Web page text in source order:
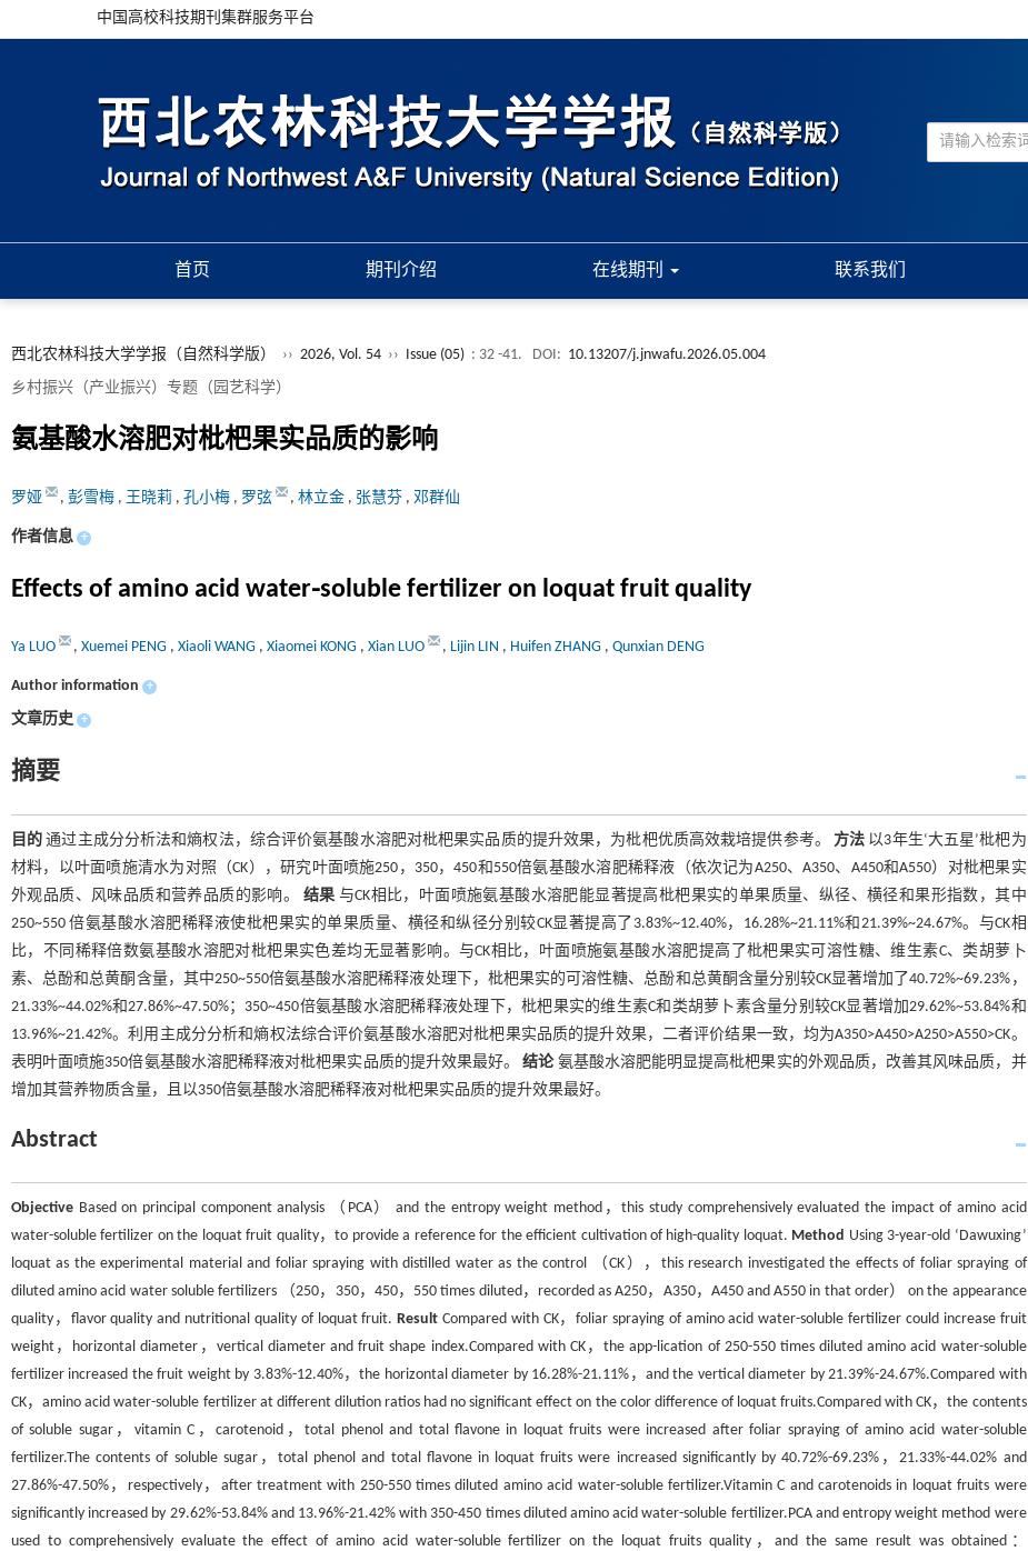
中国高校科技期刊集群服务平台
首页 期刊介绍 在线期刊 联系我们
西北农林科技大学学报（自然科学版） ›› 2026, Vol. 54 ›› Issue (05) : 32 -41. DOI: 10.13207/j.jnwafu.2026.05.004
乡村振兴（产业振兴）专题（园艺科学）
氨基酸水溶肥对枇杷果实品质的影响
罗娅 , 彭雪梅 , 王晓莉 , 孔小梅 , 罗弦 , 林立金 , 张慧芬 , 邓群仙
作者信息 +
Effects of amino acid water⁃soluble fertilizer on loquat fruit quality
Ya LUO , Xuemei PENG , Xiaoli WANG , Xiaomei KONG , Xian LUO , Lijin LIN , Huifen ZHANG , Qunxian DENG
Author information +
文章历史 +
摘要
目的 通过主成分分析法和熵权法，综合评价氨基酸水溶肥对枇杷果实品质的提升效果，为枇杷优质高效栽培提供参考。方法 以3年生‘大五星’枇杷为
材料，以叶面喷施清水为对照（CK），研究叶面喷施250，350，450和550倍氨基酸水溶肥稀释液（依次记为A250、A350、A450和A550）对枇杷果实
外观品质、风味品质和营养品质的影响。 结果 与CK相比，叶面喷施氨基酸水溶肥能显著提高枇杷果实的单果质量、纵径、横径和果形指数，其中
250~550 倍氨基酸水溶肥稀释液使枇杷果实的单果质量、横径和纵径分别较CK显著提高了3.83%~12.40%，16.28%~21.11%和21.39%~24.67%。与CK相
比，不同稀释倍数氨基酸水溶肥对枇杷果实色差均无显著影响。与CK相比，叶面喷施氨基酸水溶肥提高了枇杷果实可溶性糖、维生素C、类胡萝卜
素、总酚和总黄酮含量，其中250~550倍氨基酸水溶肥稀释液处理下，枇杷果实的可溶性糖、总酚和总黄酮含量分别较CK显著增加了40.72%~69.23%，
21.33%~44.02%和27.86%~47.50%；350~450倍氨基酸水溶肥稀释液处理下，枇杷果实的维生素C和类胡萝卜素含量分别较CK显著增加29.62%~53.84%和
13.96%~21.42%。利用主成分分析和熵权法综合评价氨基酸水溶肥对枇杷果实品质的提升效果，二者评价结果一致，均为A350>A450>A250>A550>CK。
表明叶面喷施350倍氨基酸水溶肥稀释液对枇杷果实品质的提升效果最好。结论氨基酸水溶肥能明显提高枇杷果实的外观品质，改善其风味品质，并
增加其营养物质含量，且以350倍氨基酸水溶肥稀释液对枇杷果实品质的提升效果最好。
Abstract
Objective Based on principal component analysis （PCA） and the entropy weight method，this study comprehensively evaluated the impact of amino acid
water-soluble fertilizer on the loquat fruit quality，to provide a reference for the efficient cultivation of high-quality loquat. Method Using 3-year-old ‘Dawuxing’
loquat as the experimental material and foliar spraying with distilled water as the control （CK），this research investigated the effects of foliar spraying of
diluted amino acid water soluble fertilizers （250，350，450，550 times diluted，recorded as A250，A350，A450 and A550 in that order） on the appearance
quality，flavor quality and nutritional quality of loquat fruit.Result Compared with CK，foliar spraying of amino acid water-soluble fertilizer could increase fruit
weight，horizontal diameter，vertical diameter and fruit shape index.Compared with CK，the app-lication of 250-550 times diluted amino acid water-soluble
fertilizer increased the fruit weight by 3.83%-12.40%，the horizontal diameter by 16.28%-21.11%，and the vertical diameter by 21.39%-24.67%.Compared with
CK，amino acid water-soluble fertilizer at different dilution ratios had no significant effect on the color difference of loquat fruits.Compared with CK，the contents
of soluble sugar，vitamin C，carotenoid，total phenol and total flavone in loquat fruits were increased after foliar spraying of amino acid water-soluble
fertilizer.The contents of soluble sugar，total phenol and total flavone in loquat fruits were increased significantly by 40.72%-69.23%，21.33%-44.02% and
27.86%-47.50%，respectively，after treatment with 250-550 times diluted amino acid water-soluble fertilizer.Vitamin C and carotenoids in loquat fruits were
significantly increased by 29.62%-53.84% and 13.96%-21.42% with 350-450 times diluted amino acid water-soluble fertilizer.PCA and entropy weight method were
used to comprehensively evaluate the effect of amino acid water-soluble fertilizer on the loquat fruits quality，and the same result was obtained：